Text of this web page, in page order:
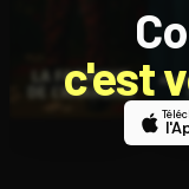
c'est